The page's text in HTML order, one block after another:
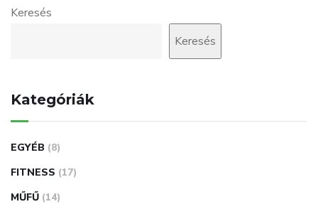
Keresés
Keresés
Kategóriák
EGYÉB (8)
FITNESS (17)
MŰFŰ (14)